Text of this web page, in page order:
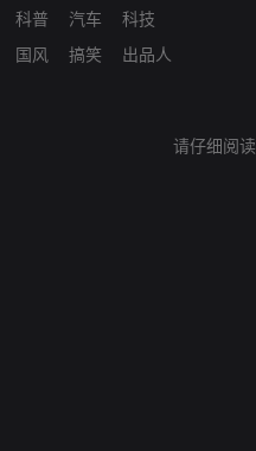
科普
国风
汽车
搞笑
科技
出品人
请仔细阅读